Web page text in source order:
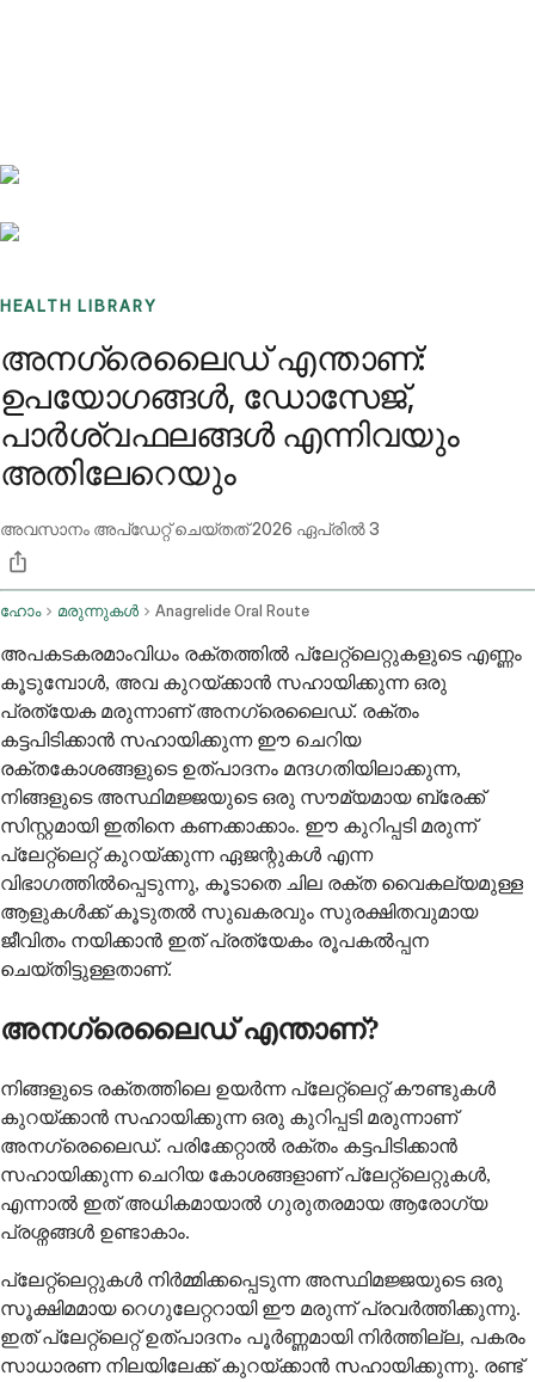
HEALTH LIBRARY
അനഗ്രെലൈഡ് എന്താണ്:
ഉപയോഗങ്ങൾ, ഡോസേജ്,
പാർശ്വഫലങ്ങൾ എന്നിവയും
അതിലേറെയും
അവസാനം അപ്ഡേറ്റ് ചെയ്തത്2026 ഏപ്രിൽ 3
ഹോം മരുന്നുകൾ Anagrelide Oral Route
അപകടകരമാംവിധം രക്തത്തിൽ പ്ലേറ്റ്‌ലെറ്റുകളുടെ എണ്ണം
കൂടുമ്പോൾ, അവ കുറയ്ക്കാൻ സഹായിക്കുന്ന ഒരു
പ്രത്യേക മരുന്നാണ് അനഗ്രെലൈഡ്. രക്തം
കട്ടപിടിക്കാൻ സഹായിക്കുന്ന ഈ ചെറിയ
രക്തകോശങ്ങളുടെ ഉത്പാദനം മന്ദഗതിയിലാക്കുന്ന,
നിങ്ങളുടെ അസ്ഥിമജ്ജയുടെ ഒരു സൗമ്യമായ ബ്രേക്ക്
സിസ്റ്റമായി ഇതിനെ കണക്കാക്കാം. ഈ കുറിപ്പടി മരുന്ന്
പ്ലേറ്റ്‌ലെറ്റ് കുറയ്ക്കുന്ന ഏജന്റുകൾ എന്ന
വിഭാഗത്തിൽപ്പെടുന്നു, കൂടാതെ ചില രക്ത വൈകല്യമുള്ള
ആളുകൾക്ക് കൂടുതൽ സുഖകരവും സുരക്ഷിതവുമായ
ജീവിതം നയിക്കാൻ ഇത് പ്രത്യേകം രൂപകൽപ്പന
ചെയ്തിട്ടുള്ളതാണ്.
അനഗ്രെലൈഡ് എന്താണ്?
നിങ്ങളുടെ രക്തത്തിലെ ഉയർന്ന പ്ലേറ്റ്‌ലെറ്റ് കൗണ്ടുകൾ
കുറയ്ക്കാൻ സഹായിക്കുന്ന ഒരു കുറിപ്പടി മരുന്നാണ്
അനഗ്രെലൈഡ്. പരിക്കേറ്റാൽ രക്തം കട്ടപിടിക്കാൻ
സഹായിക്കുന്ന ചെറിയ കോശങ്ങളാണ് പ്ലേറ്റ്‌ലെറ്റുകൾ,
എന്നാൽ ഇത് അധികമായാൽ ഗുരുതരമായ ആരോഗ്യ
പ്രശ്നങ്ങൾ ഉണ്ടാകാം.
പ്ലേറ്റ്‌ലെറ്റുകൾ നിർമ്മിക്കപ്പെടുന്ന അസ്ഥിമജ്ജയുടെ ഒരു
സൂക്ഷിമമായ റെഗുലേറ്ററായി ഈ മരുന്ന് പ്രവർത്തിക്കുന്നു.
ഇത് പ്ലേറ്റ്‌ലെറ്റ് ഉത്പാദനം പൂർണ്ണമായി നിർത്തില്ല, പകരം
സാധാരണ നിലയിലേക്ക് കുറയ്ക്കാൻ സഹായിക്കുന്നു. രണ്ട്